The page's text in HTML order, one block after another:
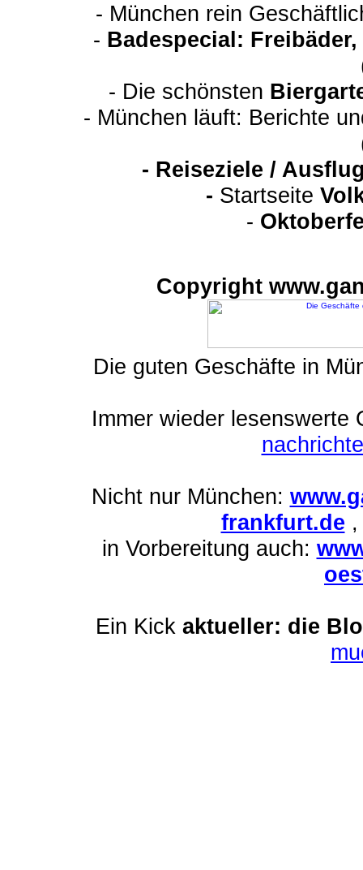
- München rein
- Badespecial:
- Die schönsten
- München läuft: Berichte
- Reiseziele /
- Startseite
-
Copyright
Die guten Geschäfte in
Immer wieder lesenswerte
Nicht nur München:
frankfurt.de
in Vorbereitung auch:
Ein Kick aktueller: die